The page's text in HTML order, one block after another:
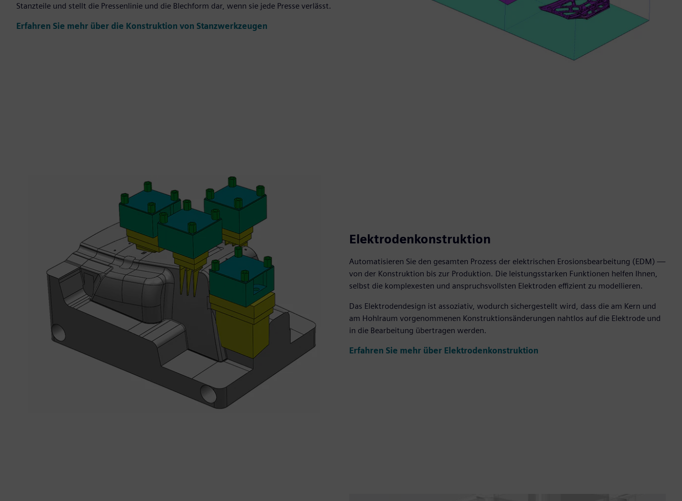
Stanzteile und stellt die Pressenlinie und die Blechform dar, wenn sie jede Presse verlässt.
Erfahren Sie mehr über die Konstruktion von Stanzwerkzeugen
Elektrodenkonstruktion
Automatisieren Sie den gesamten Prozess der elektrischen Erosionsbearbeitung (EDM) —
von der Konstruktion bis zur Produktion. Die leistungsstarken Funktionen helfen Ihnen,
selbst die komplexesten und anspruchsvollsten Elektroden effizient zu modellieren.
Das Elektrodendesign ist assoziativ, wodurch sichergestellt wird, dass die am Kern und
am Hohlraum vorgenommenen Konstruktionsänderungen nahtlos auf die Elektrode und
in die Bearbeitung übertragen werden.
Erfahren Sie mehr über Elektrodenkonstruktion